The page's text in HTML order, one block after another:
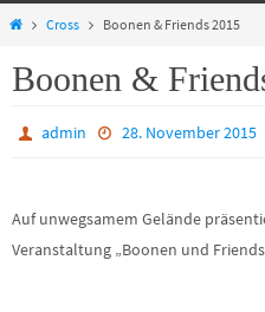
StartCross Boonen & Friends 2015
Boonen &
admin 28. November 2015
Auf unwegsamem Gelände
Veranstaltung „Boonen und